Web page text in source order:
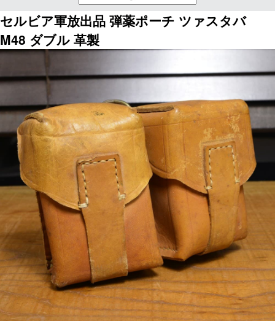
セルビア軍放出品 弾薬ポーチ ツァスタバ
M48 ダブル 革製